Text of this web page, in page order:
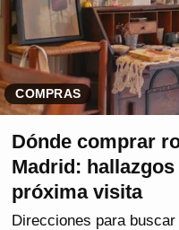
COMPRAS
Dónde comprar
Madrid:
próxima visita
Direcciones para